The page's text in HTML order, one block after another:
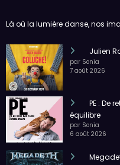
Là où la lumière danse, nos
Julien